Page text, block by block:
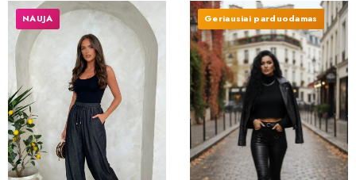
NAUJA Geriausiai parduodamas